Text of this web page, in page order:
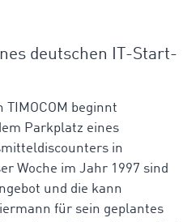
deutschen IT-Start-
TIMOCOM beginnt
Parkplatz eines
in
Woche im Jahr 1997 sind
und die kann
für sein geplantes